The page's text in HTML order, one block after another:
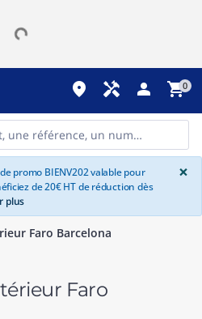
place handyman person shopping_cart0
promo BIENV202 valable pour
de 20€ HT de réduction dès
plus
×
Faro Barcelona